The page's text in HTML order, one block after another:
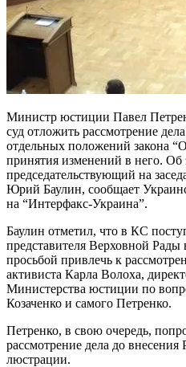
Министр юстиции Павел
суд отложить рассмотрение
отдельных положений закона
принятия изменений в него. Об
председательствующий на
Юрий Баулин, сообщает
на “Интерфакс-Украина”.
Баулин отметил, что в КС
представителя Верховной
просьбой привлечь к
активиста Карла Волоха,
Министерства юстиции по
Козаченко и самого Петренко.
Петренко, в свою очередь,
рассмотрение дела до
люстрации.